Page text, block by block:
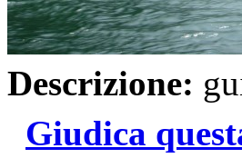
Descrizione:
Giudica